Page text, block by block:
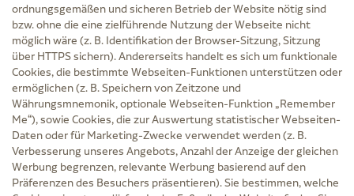
Service
Versand und Lieferzeit
Kontakt
FAQ
AGB
Cookie-Einstellungen
Datenschutz
Erklärung zur Barrierefreiheit
Widerruf
Impressum
ordnungsgemäßen und sicheren Betrieb der Website nötig sind
bzw. ohne die eine zielführende Nutzung der Webseite nicht
möglich wäre (z. B. Identifikation der Browser-Sitzung, Sitzung
über HTTPS sichern). Andererseits handelt es sich um funktionale
Cookies, die bestimmte Webseiten-Funktionen unterstützen oder
ermöglichen (z. B. Speichern von Zeitzone und
Währungsmnemonik, optionale Webseiten-Funktion „Remember
Me“), sowie Cookies, die zur Auswertung statistischer Webseiten-
Daten oder für Marketing-Zwecke verwendet werden (z. B.
Verbesserung unseres Angebots, Anzahl der Anzeige der gleichen
Werbung begrenzen, relevante Werbung basierend auf den
Präferenzen des Besuchers präsentieren). Sie bestimmen, welche